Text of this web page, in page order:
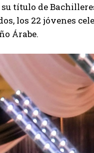
título de
los 22 jóvenes
Árabe.